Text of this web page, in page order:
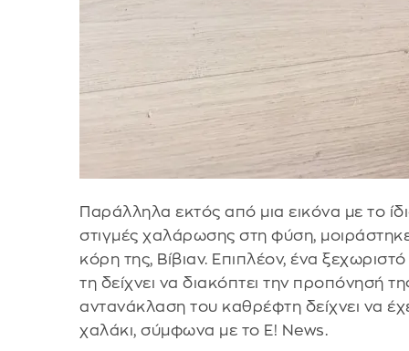
Παράλληλα εκτός από μια εικόνα με το
στιγμές χαλάρωσης στη φύση,
κόρη της, Βίβιαν. Επιπλέον, ένα
τη δείχνει να διακόπτει την προπόνησή
αντανάκλαση του καθρέφτη δείχνει να
χαλάκι, σύμφωνα με το Ε! Νews.